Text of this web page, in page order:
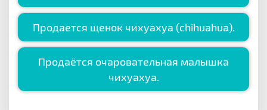
Продается щенок чихуахуа (chihuahua).
Продаётся очаровательная малышка
чихуахуа.